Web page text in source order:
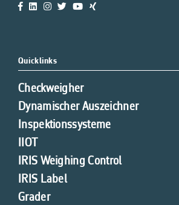
Quicklinks
Checkweigher
Dynamischer Auszeichner
Inspektionssysteme
IIOT
IRIS Weighing Control
IRIS Label
Grader